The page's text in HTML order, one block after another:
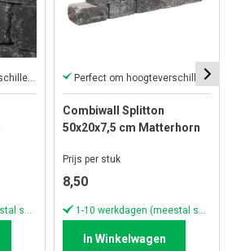
Perfect om hoogteverschillen te creëren Perfect om hoogteverschillen te creëren
Combiwall Splitton
50x20x7,5 cm Matterhorn
Prijs per stuk
8,50
In Winkelwagen